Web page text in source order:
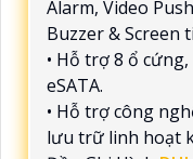
Alarm, Video
Buzzer & Screen
• Hỗ trợ 8 ổ
eSATA.
• Hỗ trợ công
lưu trữ linh hoạt